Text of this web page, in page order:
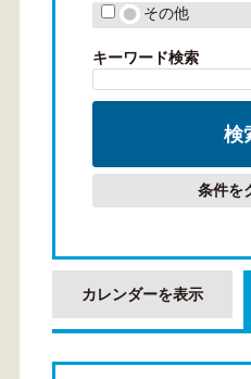
その他
キーワード検索
条件を
カレンダーを表示